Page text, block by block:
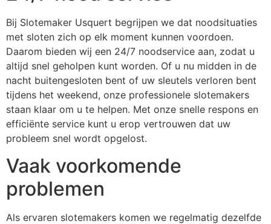
Bij Slotemaker Usquert begrijpen we dat noodsituaties
met sloten zich op elk moment kunnen voordoen.
Daarom bieden wij een 24/7 noodservice aan, zodat u
altijd snel geholpen kunt worden. Of u nu midden in de
nacht buitengesloten bent of uw sleutels verloren bent
tijdens het weekend, onze professionele slotemakers
staan klaar om u te helpen. Met onze snelle respons en
efficiënte service kunt u erop vertrouwen dat uw
probleem snel wordt opgelost.
Vaak voorkomende
problemen
Als ervaren slotemakers komen we regelmatig dezelfde